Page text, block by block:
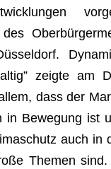
zeigte am
dass der
in Bewe­gung ist
auch in
The­men sind.